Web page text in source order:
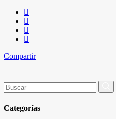
Compartir
Buscar
por:
Categorías